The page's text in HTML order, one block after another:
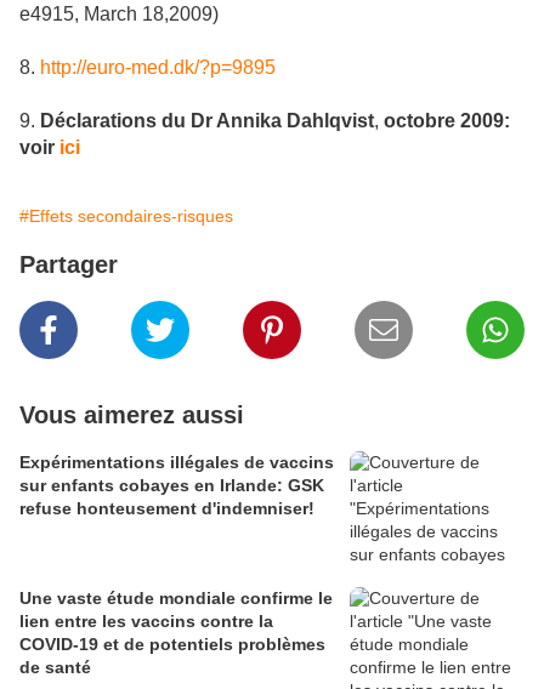
e4915, March 18,2009)
8. http://euro-med.dk/?p=9895
9. Déclarations du Dr Annika Dahlqvist, octobre 2009:
voir ici
#Effets secondaires-risques
Partager
Vous aimerez aussi
Expérimentations illégales de vaccins
sur enfants cobayes en Irlande: GSK
refuse honteusement d'indemniser!
Une vaste étude mondiale confirme le
lien entre les vaccins contre la
COVID-19 et de potentiels problèmes
de santé